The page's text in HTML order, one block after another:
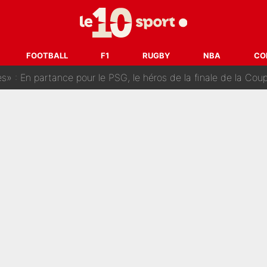
FOOTBALL F1 RUGBY NBA
Barcelone ? Les coulisses de la signature historique de
CMA CGM recrute plusieurs coureurs pour offrir à Paul Seixas une
partance pour le PSG, le héros de la finale de la Coupe du monde